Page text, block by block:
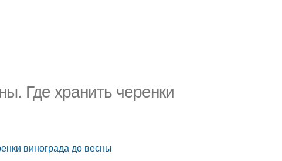
Где хранить черенки
винограда до весны